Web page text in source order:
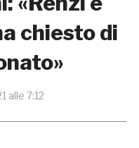
chiesto di
alle 7:12